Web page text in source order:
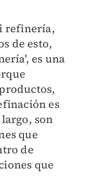
refinería,
de esto,
es una
es
son
que
de
que